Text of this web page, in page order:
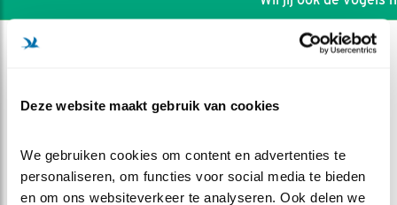
Deze website maakt gebruik van cookies
We gebruiken cookies om content en advertenties te
personaliseren, om functies voor social media te bieden
en om ons websiteverkeer te analyseren. Ook delen we